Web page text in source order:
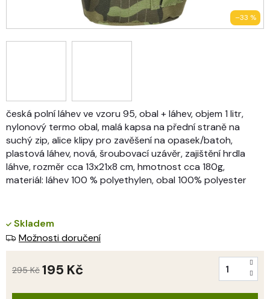
–33 %
česká polní láhev ve vzoru 95, obal + láhev, objem 1 litr,
nylonový termo obal, malá kapsa na přední straně na
suchý zip, alice klipy pro zavěšení na opasek/batoh,
plastová láhev, nová, šroubovací uzávěr, zajištění hrdla
láhve, rozměr cca 13x21x8 cm, hmotnost cca 180g,
materiál: láhev 100 % polyethylen, obal 100% polyester
Skladem
Možnosti doručení
295 Kč 195 KčMěrná